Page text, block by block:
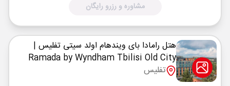
مشاوره و رزرو رایگان
هتل رامادا بای ویندهام اولد سیتی تفلیس |
Ramada by Wyndham Tbilisi Old City
تفلیس